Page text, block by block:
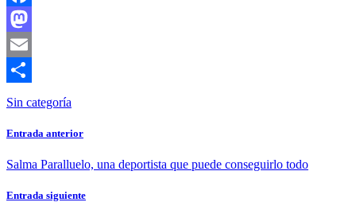
Facebook
Mastodon
Email
Compartir
Sin categoría
Entrada anterior
Salma Paralluelo, una deportista que puede conseguirlo todo
Entrada siguiente